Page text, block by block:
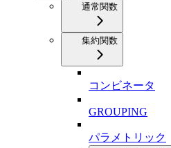
通常関数
集約関数
コンビネータ
GROUPING
パラメトリック